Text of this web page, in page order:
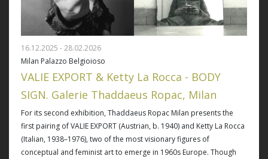
16.12.2025 - 28.02.2026
Milan Palazzo Belgioioso
VALIE EXPORT & Ketty La Rocca - BODY
SIGN. Galerie Thaddaeus Ropac, Milan
For its second exhibition, Thaddaeus Ropac Milan presents the
first pairing of VALIE EXPORT (Austrian, b. 1940) and Ketty La Rocca
(Italian, 1938–1976), two of the most visionary figures of
conceptual and feminist art to emerge in 1960s Europe. Though